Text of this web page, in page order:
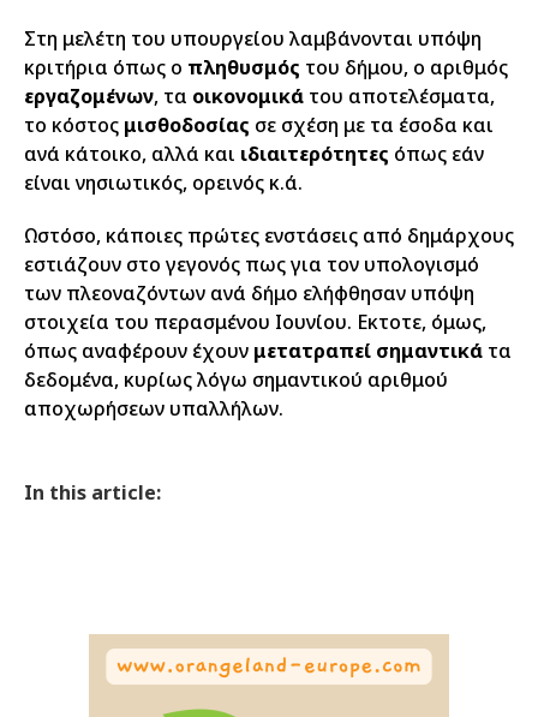
Στη μελέτη του υπουργείου λαμβάνονται υπόψη
κριτήρια όπως ο πληθυσμός του δήμου, ο αριθμός
εργαζομένων, τα οικονομικά του αποτελέσματα,
το κόστος μισθοδοσίας σε σχέση με τα έσοδα και
ανά κάτοικο, αλλά και ιδιαιτερότητες όπως εάν
είναι νησιωτικός, ορεινός κ.ά.
Ωστόσο, κάποιες πρώτες ενστάσεις από δημάρχους
εστιάζουν στο γεγονός πως για τον υπολογισμό
των πλεοναζόντων ανά δήμο ελήφθησαν υπόψη
στοιχεία του περασμένου Ιουνίου. Εκτοτε, όμως,
όπως αναφέρουν έχουν μετατραπεί σημαντικά τα
δεδομένα, κυρίως λόγω σημαντικού αριθμού
αποχωρήσεων υπαλλήλων.
In this article: